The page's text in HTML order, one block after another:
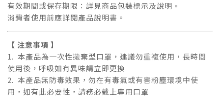
有效期間或保存期限：詳見商品包裝標示及說明。
消費者使用前應詳閱產品說明書。
【 注意事項 】
1. 本產品為一次性拋棄型口罩，建議勿重複使用，長時間
使用後，呼吸如有異味請立即更換
2. 本產品無防毒效果，勿在有毒氣或有害粉塵環境中使
用，如有此必要性，請務必戴上專用口罩